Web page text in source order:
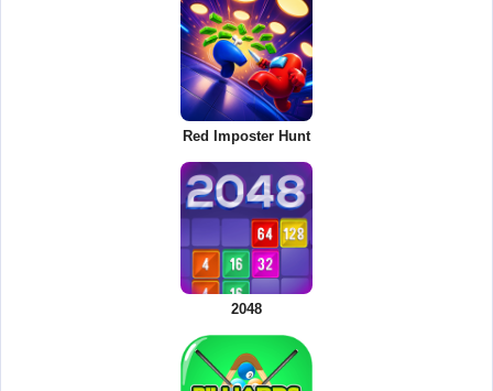
Red Imposter Hunt
2048